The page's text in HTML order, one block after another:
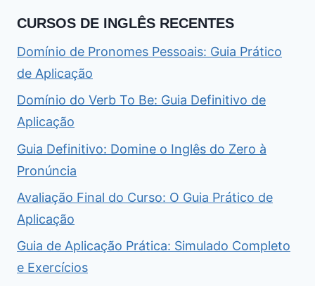
CURSOS DE INGLÊS RECENTES
Domínio de Pronomes Pessoais: Guia Prático
de Aplicação
Domínio do Verb To Be: Guia Definitivo de
Aplicação
Guia Definitivo: Domine o Inglês do Zero à
Pronúncia
Avaliação Final do Curso: O Guia Prático de
Aplicação
Guia de Aplicação Prática: Simulado Completo
e Exercícios